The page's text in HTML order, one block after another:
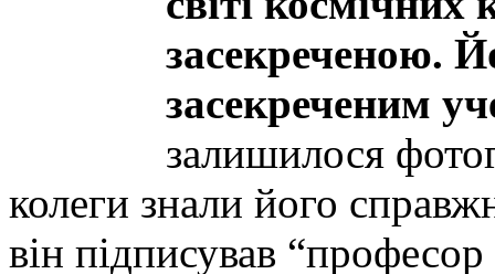
засекреченою.
засекреченим
залишилося
колеги знали його
він підписував